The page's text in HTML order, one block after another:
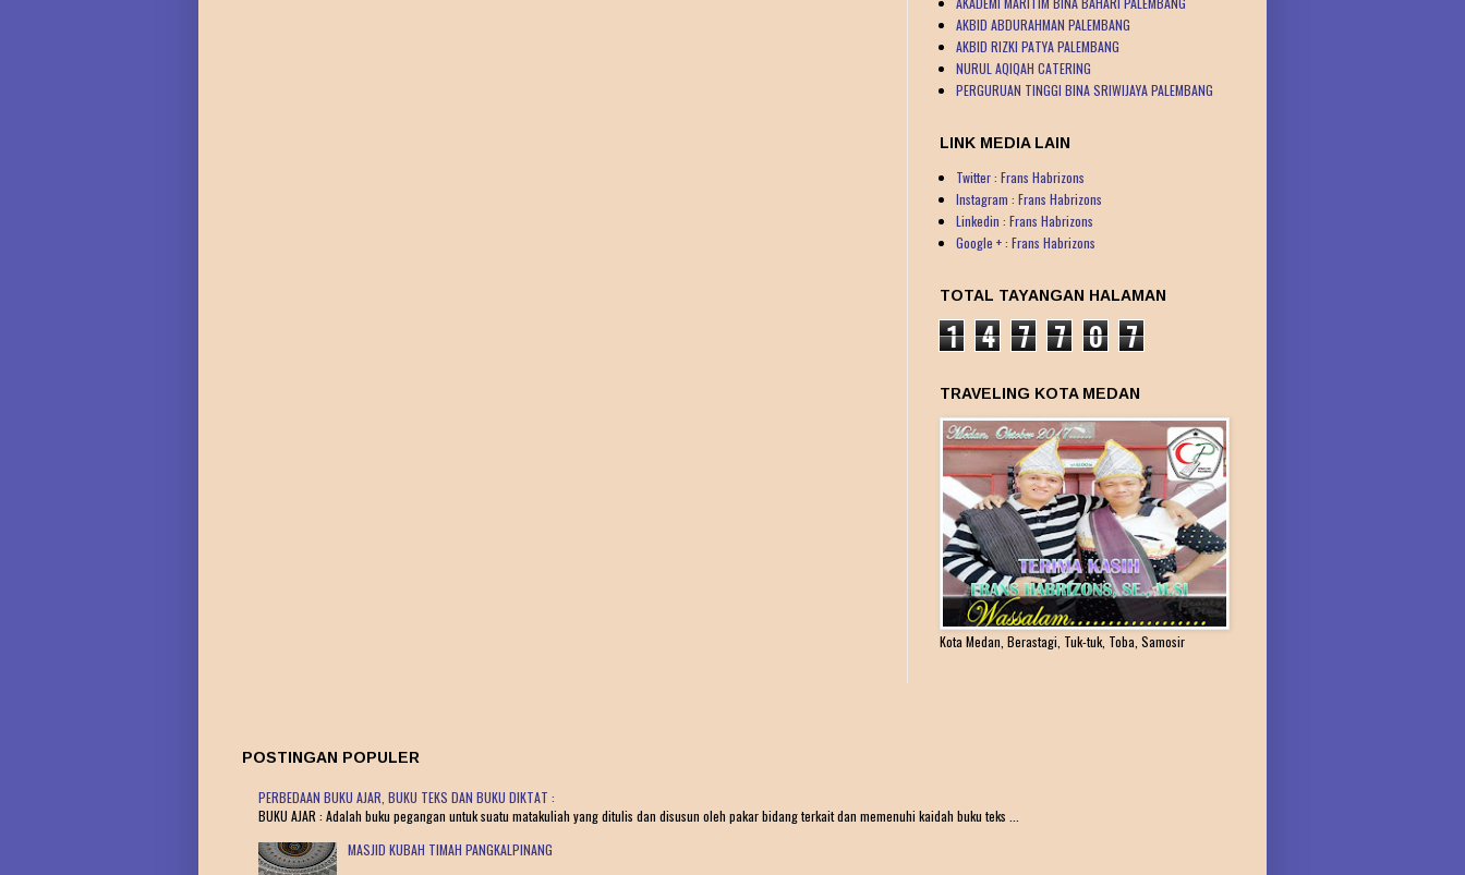
AKBID ABDURAHMAN PALEMBANG
AKBID RIZKI PATYA PALEMBANG
NURUL AQIQAH CATERING
PERGURUAN TINGGI BINA SRIWIJAYA PALEMBANG
LINK MEDIA LAIN
Twitter : Frans Habrizons
Instagram : Frans Habrizons
Linkedin : Frans Habrizons
Google + : Frans Habrizons
TOTAL TAYANGAN HALAMAN
1 4 7 7 0 7
TRAVELING KOTA MEDAN
Kota Medan, Berastagi, Tuk-tuk, Toba, Samosir
POSTINGAN POPULER
PERBEDAAN BUKU AJAR, BUKU TEKS DAN BUKU DIKTAT :
BUKU AJAR : Adalah buku pegangan untuk suatu matakuliah yang ditulis dan disusun oleh pakar bidang terkait dan memenuhi kaidah buku teks ...
MASJID KUBAH TIMAH PANGKALPINANG